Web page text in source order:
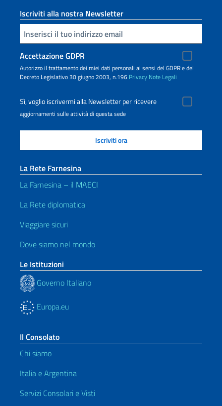
Iscriviti alla nostra Newsletter
Inserisci la tua email
Accettazione GDPR
Autorizzo il trattamento dei miei dati personali ai sensi del GDPR e del
Decreto Legislativo 30 giugno 2003, n.196 Privacy Note Legali
Sì, voglio iscrivermi alla Newsletter per ricevere
aggiornamenti sulle attività di questa sede
La Rete Farnesina
La Farnesina – il MAECI
La Rete diplomatica
Viaggiare sicuri
Dove siamo nel mondo
Le Istituzioni
Governo Italiano
Europa.eu
Il Consolato
Chi siamo
Italia e Argentina
Servizi Consolari e Visti